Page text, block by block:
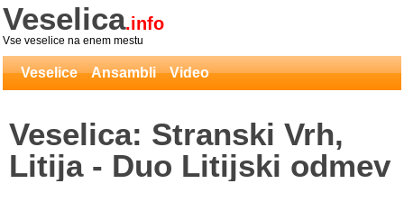
Veselica.info
Vse veselice na enem mestu
Veselice Ansambli Video
Veselica: Stranski Vrh,
Litija - Duo Litijski odmev